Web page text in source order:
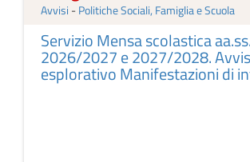
Avvisi - Politiche Sociali, Famiglia e Scuola
Servizio Mensa scolastica aa.ss.
2026/2027 e 2027/2028.
esplorativo Manifestazioni di